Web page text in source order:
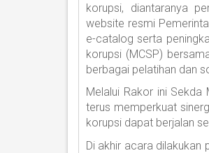
korupsi, diantaranya
website resmi
e-catalog serta
korupsi (MCSP)
berbagai pelatihan dan
Melalui Rakor ini
terus memperkuat
korupsi dapat berjalan
Di akhir acara dilakukan